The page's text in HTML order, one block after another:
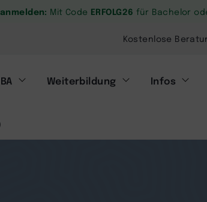
Mit Code ERFOLG26 für Bachelor
Kostenlose
Weiterbildung Infos